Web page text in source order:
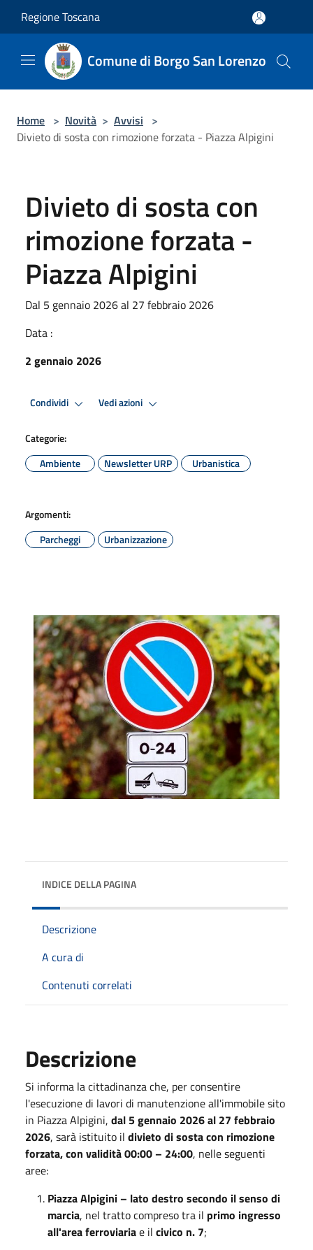
Regione Toscana
Comune di Borgo San Lorenzo
Home > Novità > Avvisi >
Divieto di sosta con rimozione forzata - Piazza Alpigini
Divieto di sosta con
rimozione forzata -
Piazza Alpigini
Dal 5 gennaio 2026 al 27 febbraio 2026
Data :
2 gennaio 2026
Condividi Vedi azioni
Categorie:
Ambiente
Newsletter URP Urbanistica
Argomenti:
Parcheggi
Urbanizzazione
INDICE DELLA PAGINA
Descrizione
A cura di
Contenuti correlati
Descrizione
Si informa la cittadinanza che, per consentire
l'esecuzione di lavori di manutenzione all'immobile sito
in Piazza Alpigini, dal 5 gennaio 2026 al 27 febbraio
2026, sarà istituito il divieto di sosta con rimozione
forzata, con validità 00:00 – 24:00, nelle seguenti
aree:
Piazza Alpigini – lato destro secondo il senso di
marcia, nel tratto compreso tra il primo ingresso
all'area ferroviariae il civico n. 7;